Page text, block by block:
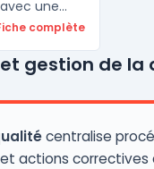
une
alimentaires.
dans
complète
gestion de la
centralise
actions correctives